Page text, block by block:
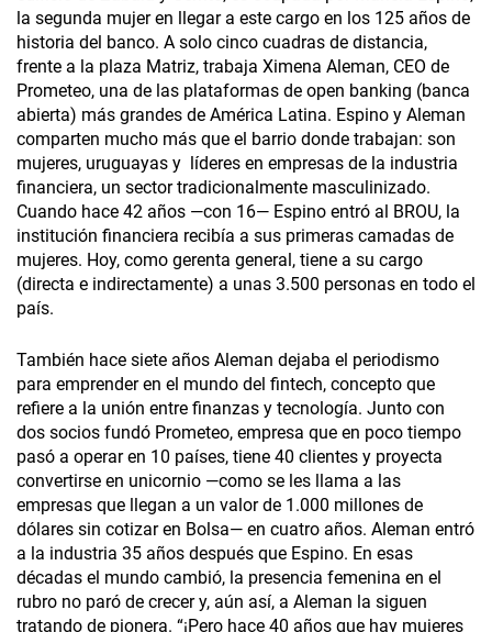
la segunda mujer en llegar a este cargo en los 125 años de
historia del banco. A solo cinco cuadras de distancia,
frente a la plaza Matriz, trabaja Ximena Aleman, CEO de
Prometeo, una de las plataformas de open banking (banca
abierta) más grandes de América Latina. Espino y Aleman
comparten mucho más que el barrio donde trabajan: son
mujeres, uruguayas y líderes en empresas de la industria
financiera, un sector tradicionalmente masculinizado.
Cuando hace 42 años —con 16— Espino entró al BROU, la
institución financiera recibía a sus primeras camadas de
mujeres. Hoy, como gerenta general, tiene a su cargo
(directa e indirectamente) a unas 3.500 personas en todo el
país.
También hace siete años Aleman dejaba el periodismo
para emprender en el mundo del fintech, concepto que
refiere a la unión entre finanzas y tecnología. Junto con
dos socios fundó Prometeo, empresa que en poco tiempo
pasó a operar en 10 países, tiene 40 clientes y proyecta
convertirse en unicornio —como se les llama a las
empresas que llegan a un valor de 1.000 millones de
dólares sin cotizar en Bolsa— en cuatro años. Aleman entró
a la industria 35 años después que Espino. En esas
décadas el mundo cambió, la presencia femenina en el
rubro no paró de crecer y, aún así, a Aleman la siguen
tratando de pionera. “¡Pero hace 40 años que hay mujeres